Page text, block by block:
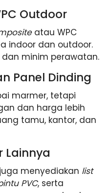
Outdoor
atau WPC
indoor dan outdoor.
minim perawatan.
Panel Dinding
marmer, tetapi
dan harga lebih
tamu, kantor, dan
Lainnya
menyediakan list
PVC, serta